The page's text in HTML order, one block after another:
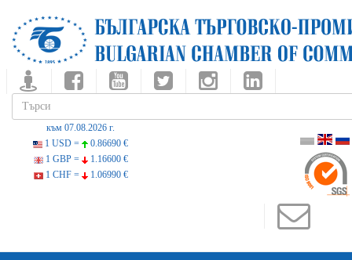
към 07.08.2026 г.
1 USD =
0.86690 €
1 GBP =
1.16600 €
1 CHF =
1.06990 €